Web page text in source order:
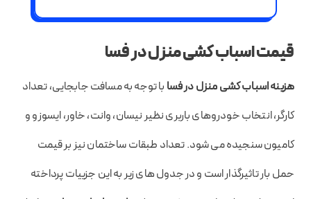
قیمت اسباب کشی منزل در فسا
هزینه اسباب کشی منزل در فسا با توجه به مسافت جابجایی، تعداد
کارگر، انتخاب خودروهای باربری نظیر نیسان، وانت، خاور، ایسوزو و
کامیون سنجیده می شود. تعداد طبقات ساختمان نیز بر قیمت
حمل بار تاثیرگذار است و در جدول های زیر به این جزییات پرداخته